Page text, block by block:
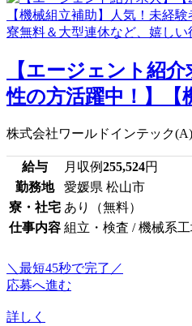
【エージェント紹
性の方活躍中！】【
株式会社ワールドインテック(A)
給与 月収例255,524円
勤務地
愛媛県 松山市
寮・社宅 あり（無料）
仕事内容 組立・検査 / 機械系
＼最短45秒で完了／
応募へ進む
詳しく